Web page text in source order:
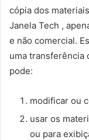
cópia dos
Janela Tech ,
e não comercial.
uma transferência
pode:
modificar ou
usar os
ou para